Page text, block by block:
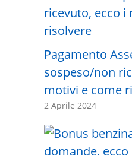
Pagamento
sospeso/non
motivi e come
2 Aprile 2024